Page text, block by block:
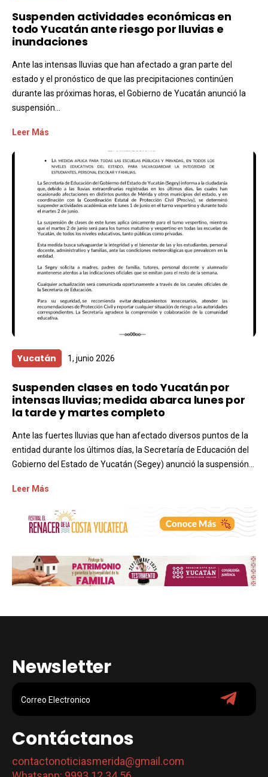
Suspenden actividades económicas en
todo Yucatán ante riesgo por lluvias e
inundaciones
Ante las intensas lluvias que han afectado a gran parte del
estado y el pronóstico de que las precipitaciones continúen
durante las próximas horas, el Gobierno de Yucatán anunció la
suspensión...
Leer Más
Yucatán 1, junio 2026
Suspenden clases en todo Yucatán por
intensas lluvias; medida abarca lunes por
la tarde y martes completo
Ante las fuertes lluvias que han afectado diversos puntos de la
entidad durante los últimos días, la Secretaría de Educación del
Gobierno del Estado de Yucatán (Segey) anunció la suspensión...
Leer Más
Newsletter
Contáctanos
contactonoticiasmerida@gmail.com